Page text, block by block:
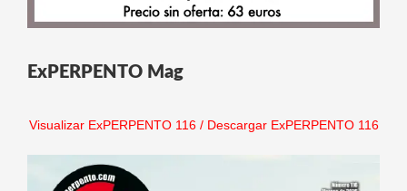
ExPERPENTO Mag
Visualizar ExPERPENTO 116/ Descargar ExPERPENTO 116